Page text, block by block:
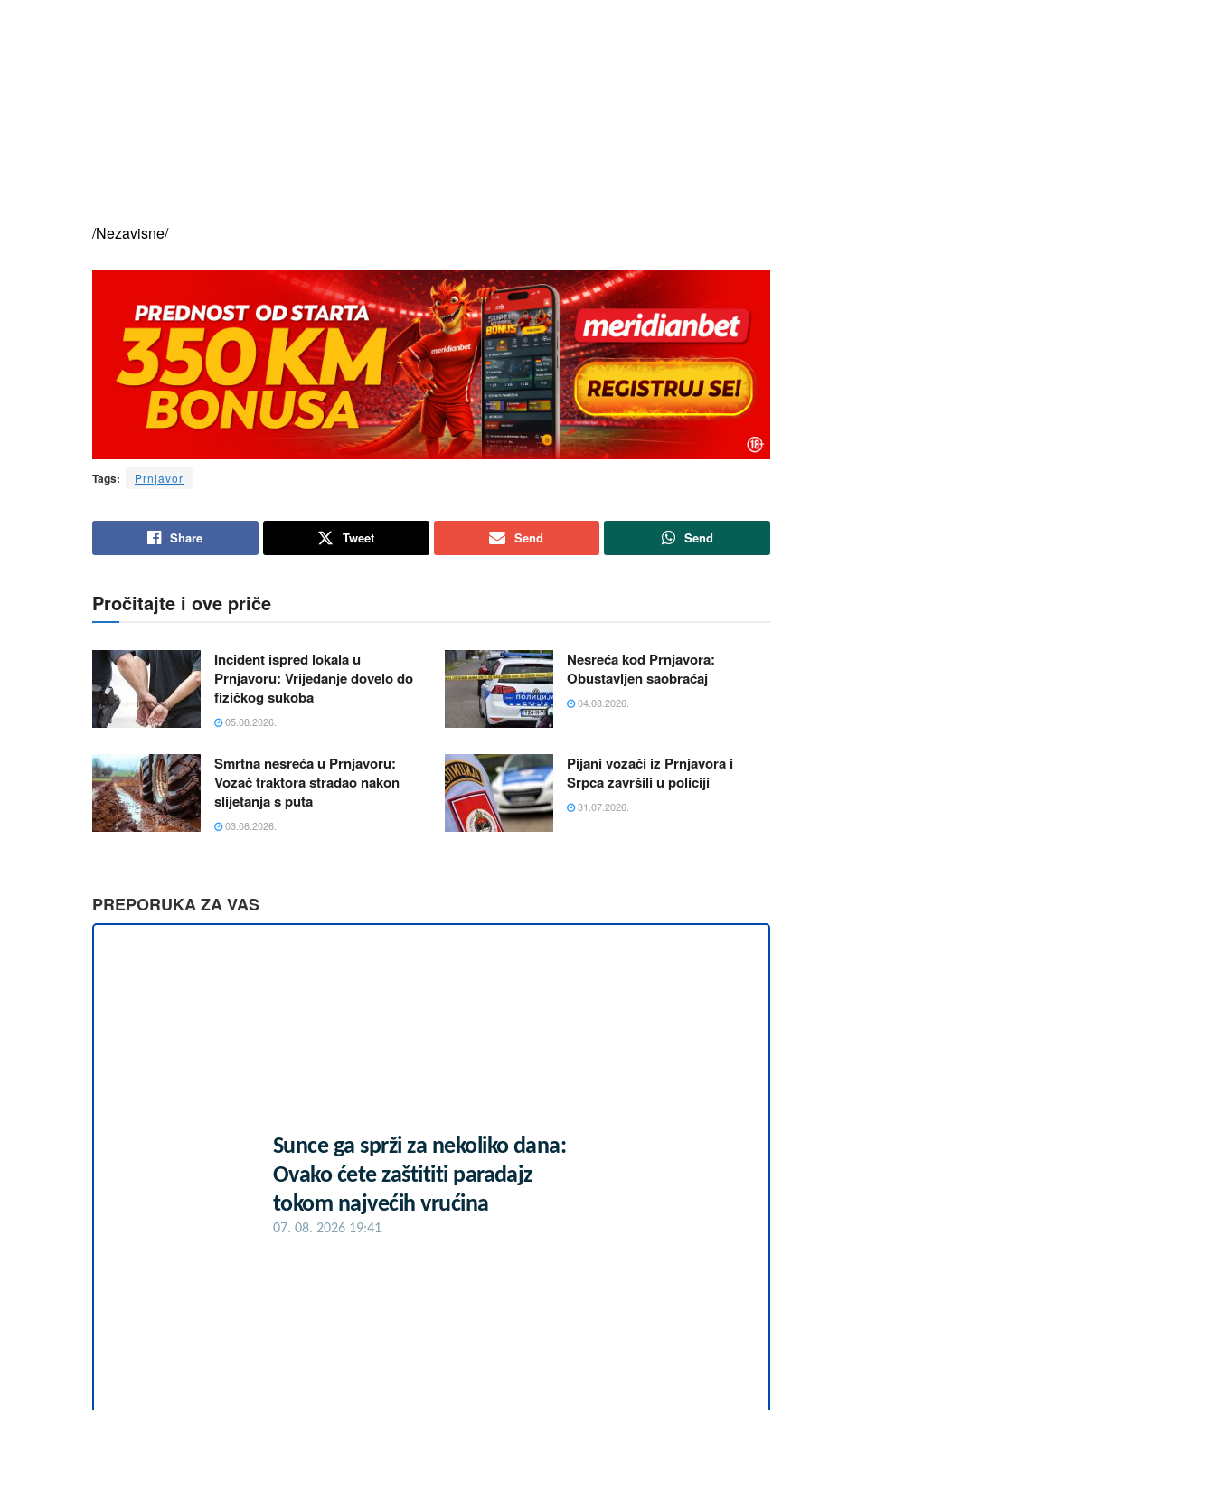
/Nezavisne/
Tags: Prnjavor
Share Tweet Send Send
Pročitajte i ove priče
Incident ispred lokala u
Prnjavoru: Vrijeđanje dovelo do
fizičkog sukoba
05.08.2026.
Nesreća kod Prnjavora:
Obustavljen saobraćaj
04.08.2026.
Smrtna nesreća u Prnjavoru:
Vozač traktora stradao nakon
slijetanja s puta
03.08.2026.
Pijani vozači iz Prnjavora i
Srpca završili u policiji
31.07.2026.
PREPORUKA ZA VAS
Sunce ga sprži za nekoliko dana:
Ovako ćete zaštititi paradajz
tokom najvećih vrućina
07. 08. 2026 19:41